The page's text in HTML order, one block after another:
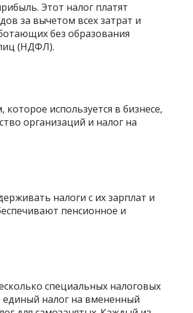
Этот налог платят
за вычетом всех затрат и
без образования
(НДФЛ).
используется в бизнесе,
организаций и налог на
налоги с их зарплат и
пенсионное и
специальных налоговых
налог на вмененный